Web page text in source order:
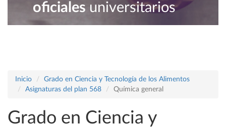
oficiales universitarios
Inicio
Grado en Ciencia y Tecnología de los Alimentos
Asignaturas del plan 568
Química general
Grado en Ciencia y